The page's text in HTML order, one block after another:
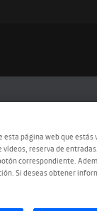
esta página web que estás
reserva de
correspondiente.
Si deseas obtener